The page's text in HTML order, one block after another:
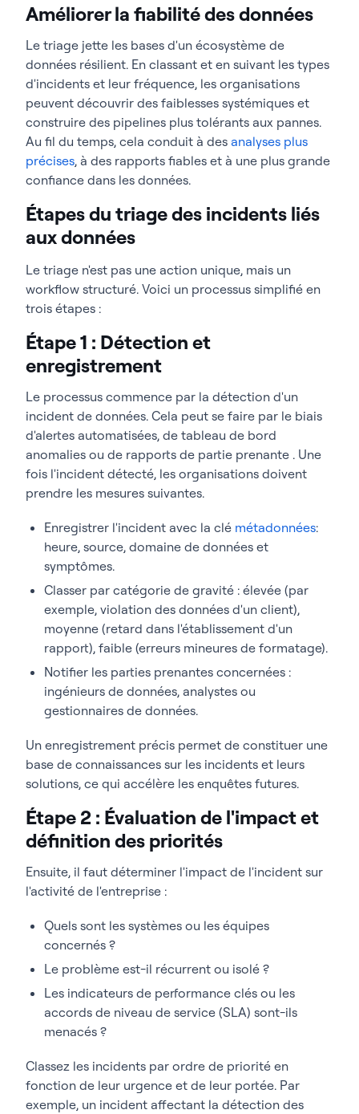
Améliorer la fiabilité des données
Le triage jette les bases d'un écosystème de
données résilient. En classant et en suivant les types
d'incidents et leur fréquence, les organisations
peuvent découvrir des faiblesses systémiques et
construire des pipelines plus tolérants aux pannes.
Au fil du temps, cela conduit à des analyses plus
précises, à des rapports fiables et à une plus grande
confiance dans les données.
Étapes du triage des incidents liés
aux données
Le triage n'est pas une action unique, mais un
workflow structuré. Voici un processus simplifié en
trois étapes :
Étape 1 : Détection et
enregistrement
Le processus commence par la détection d'un
incident de données. Cela peut se faire par le biais
d'alertes automatisées, de tableau de bord
anomalies ou de rapports de partie prenante . Une
fois l'incident détecté, les organisations doivent
prendre les mesures suivantes.
Enregistrer l'incident avec la clé métadonnées:
heure, source, domaine de données et
symptômes.
Classer par catégorie de gravité : élevée (par
exemple, violation des données d'un client),
moyenne (retard dans l'établissement d'un
rapport), faible (erreurs mineures de formatage).
Notifier les parties prenantes concernées :
ingénieurs de données, analystes ou
gestionnaires de données.
Un enregistrement précis permet de constituer une
base de connaissances sur les incidents et leurs
solutions, ce qui accélère les enquêtes futures.
Étape 2 : Évaluation de l'impact et
définition des priorités
Ensuite, il faut déterminer l'impact de l'incident sur
l'activité de l'entreprise :
Quels sont les systèmes ou les équipes
concernés ?
Le problème est-il récurrent ou isolé ?
Les indicateurs de performance clés ou les
accords de niveau de service (SLA) sont-ils
menacés ?
Classez les incidents par ordre de priorité en
fonction de leur urgence et de leur portée. Par
exemple, un incident affectant la détection des